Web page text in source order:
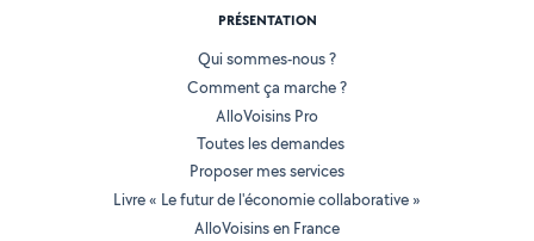
PRÉSENTATION
Qui sommes-nous ?
Comment ça marche ?
AlloVoisins Pro
Toutes les demandes
Proposer mes services
Livre « Le futur de l'économie collaborative »
AlloVoisins en France